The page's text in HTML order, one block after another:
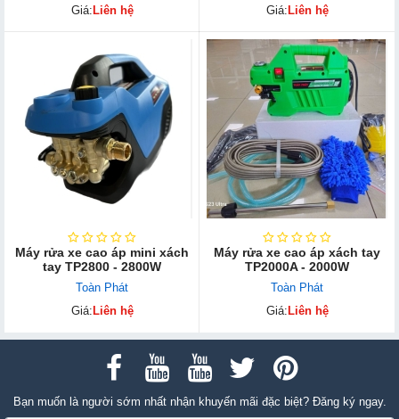
Giá: Liên hệ
Giá: Liên hệ
Máy rửa xe cao áp mini xách
tay TP2800 - 2800W
Toàn Phát
Giá: Liên hệ
Máy rửa xe cao áp xách tay
TP2000A - 2000W
Toàn Phát
Giá: Liên hệ
Bạn muốn là người sớm nhất nhận khuyến mãi đặc biệt? Đăng ký ngay.